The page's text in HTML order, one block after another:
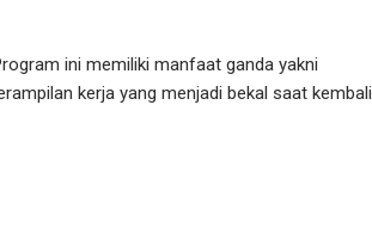
ini memiliki manfaat ganda yakni
kerja yang menjadi bekal saat kembali